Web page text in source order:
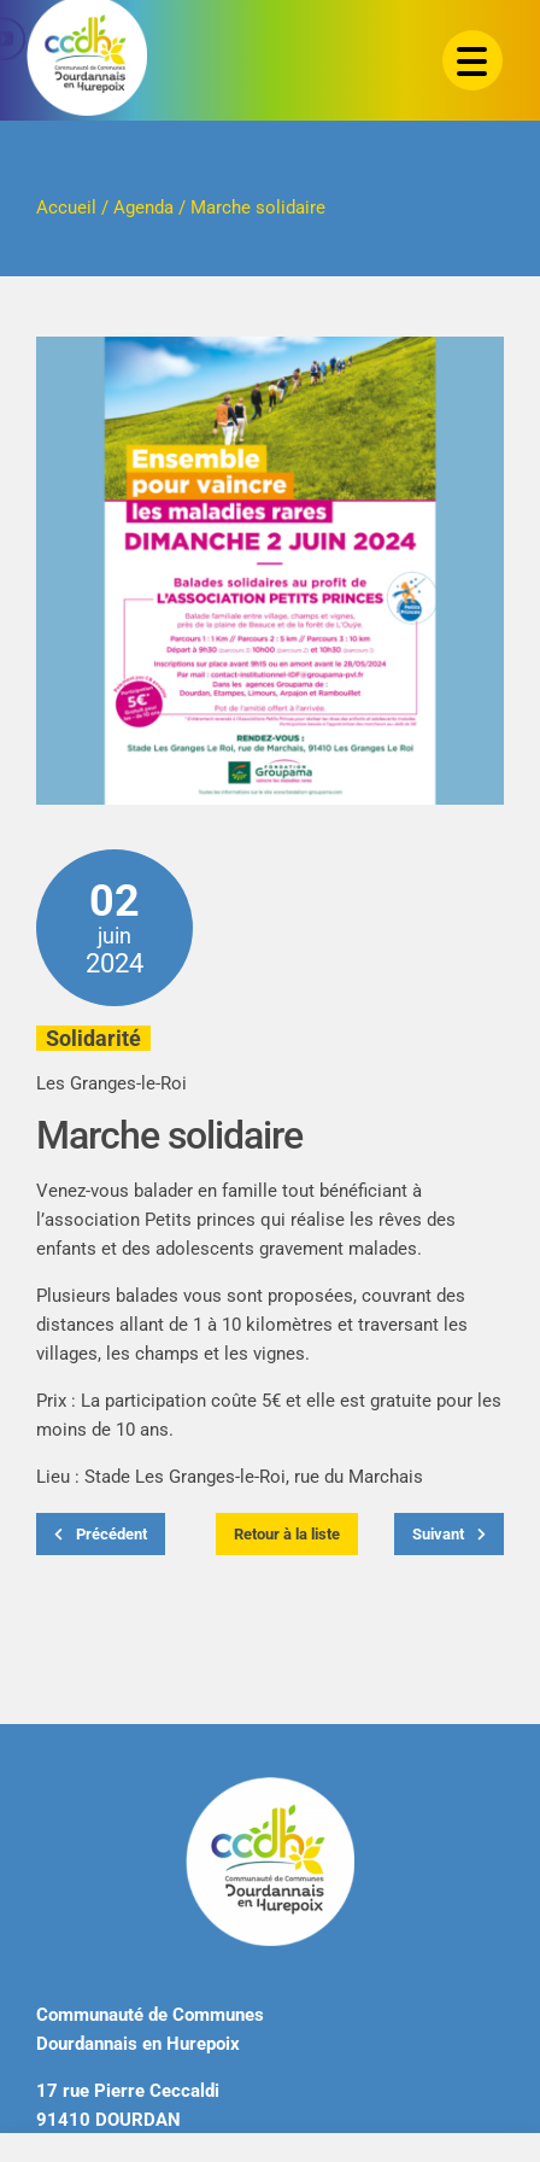
Passer
contenu
Accueil / Agenda/ Marche solidaire
02
juin
2024
Solidarité
Les Granges-le-Roi
Marche solidaire
Venez-vous balader en famille tout bénéficiant à
l’association Petits princes qui réalise les rêves des
enfants et des adolescents gravement malades.
Plusieurs balades vous sont proposées, couvrant des
distances allant de 1 à 10 kilomètres et traversant les
villages, les champs et les vignes.
Prix : La participation coûte 5€ et elle est gratuite pour les
moins de 10 ans.
Lieu : Stade Les Granges-le-Roi, rue du Marchais
Précédent Retour à la liste Suivant
Communauté de Communes
Dourdannais en Hurepoix
17 rue Pierre Ceccaldi
91410 DOURDAN